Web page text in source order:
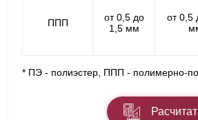
ППП
от 0,5 до
1,5 мм
от 0,5
* ПЭ - полиэстер, ППП - полимерно-